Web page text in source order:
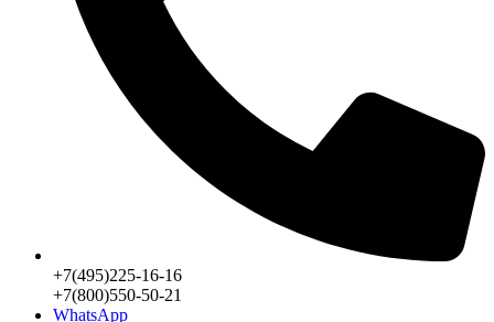
+7(495)225-16-16
+7(800)550-50-21
WhatsApp